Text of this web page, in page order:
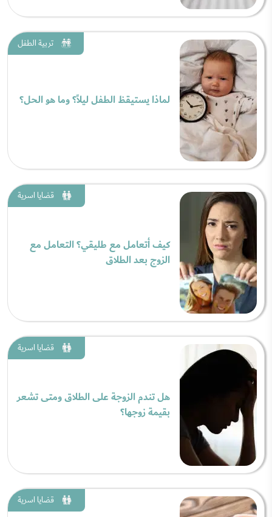
تربية الطفل
لماذا يستيقظ الطفل ليلاً؟ وما هو الحل؟
قضايا اسرية
كيف أتعامل مع طليقي؟ التعامل مع
الزوج بعد الطلاق
قضايا اسرية
هل تندم الزوجة على الطلاق ومتى تشعر
بقيمة زوجها؟
قضايا اسرية